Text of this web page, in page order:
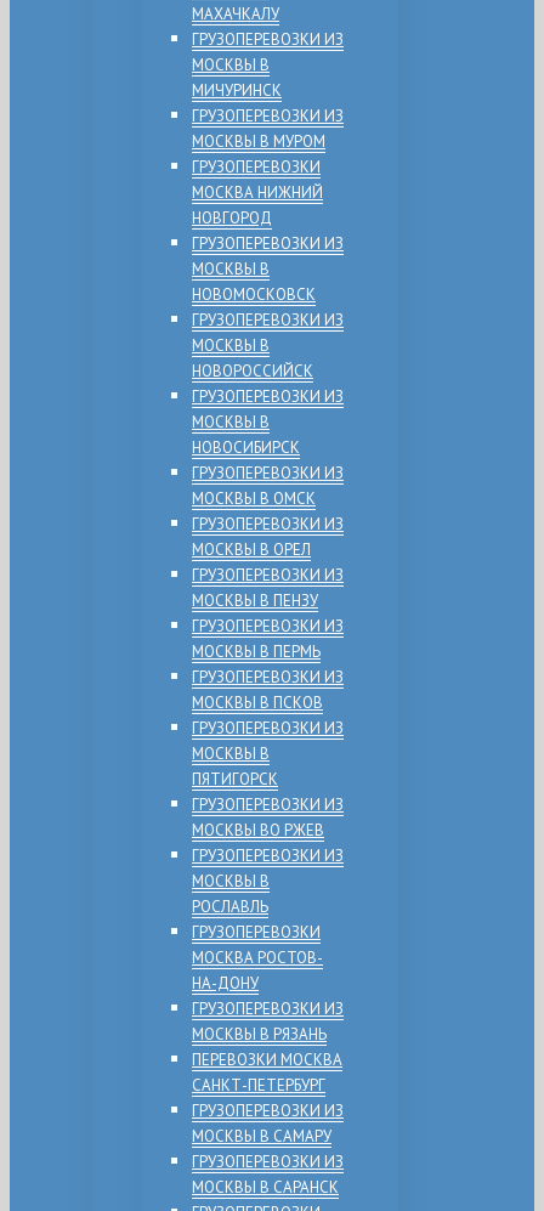
МАХАЧКАЛУ
ГРУЗОПЕРЕВОЗКИ ИЗ
МОСКВЫ В
МИЧУРИНСК
ГРУЗОПЕРЕВОЗКИ ИЗ
МОСКВЫ В МУРОМ
ГРУЗОПЕРЕВОЗКИ
МОСКВА НИЖНИЙ
НОВГОРОД
ГРУЗОПЕРЕВОЗКИ ИЗ
МОСКВЫ В
НОВОМОСКОВСК
ГРУЗОПЕРЕВОЗКИ ИЗ
МОСКВЫ В
НОВОРОССИЙСК
ГРУЗОПЕРЕВОЗКИ ИЗ
МОСКВЫ В
НОВОСИБИРСК
ГРУЗОПЕРЕВОЗКИ ИЗ
МОСКВЫ В ОМСК
ГРУЗОПЕРЕВОЗКИ ИЗ
МОСКВЫ В ОРЕЛ
ГРУЗОПЕРЕВОЗКИ ИЗ
МОСКВЫ В ПЕНЗУ
ГРУЗОПЕРЕВОЗКИ ИЗ
МОСКВЫ В ПЕРМЬ
ГРУЗОПЕРЕВОЗКИ ИЗ
МОСКВЫ В ПСКОВ
ГРУЗОПЕРЕВОЗКИ ИЗ
МОСКВЫ В
ПЯТИГОРСК
ГРУЗОПЕРЕВОЗКИ ИЗ
МОСКВЫ ВО РЖЕВ
ГРУЗОПЕРЕВОЗКИ ИЗ
МОСКВЫ В
РОСЛАВЛЬ
ГРУЗОПЕРЕВОЗКИ
МОСКВА РОСТОВ-
НА-ДОНУ
ГРУЗОПЕРЕВОЗКИ ИЗ
МОСКВЫ В РЯЗАНЬ
ПЕРЕВОЗКИ МОСКВА
САНКТ-ПЕТЕРБУРГ
ГРУЗОПЕРЕВОЗКИ ИЗ
МОСКВЫ В САМАРУ
ГРУЗОПЕРЕВОЗКИ ИЗ
МОСКВЫ В САРАНСК